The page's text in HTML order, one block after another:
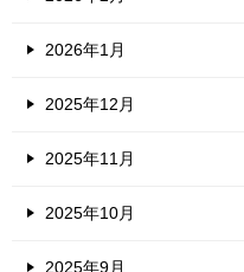
2026年1月
2025年12月
2025年11月
2025年10月
2025年9月